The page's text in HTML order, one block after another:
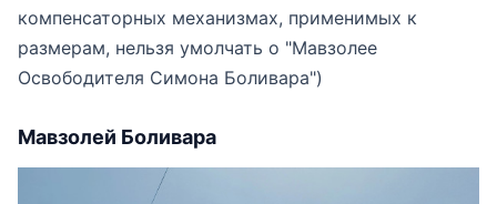
компенсаторных механизмах, применимых к
размерам, нельзя умолчать о "Мавзолее
Освободителя Симона Боливара")
Мавзолей Боливара